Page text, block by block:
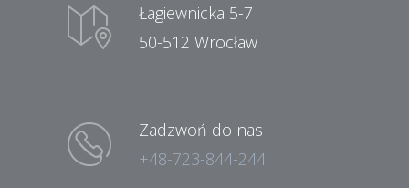
Łagiewnicka 5-7
50-512 Wrocław
Zadzwoń do nas
+48-723-844-244